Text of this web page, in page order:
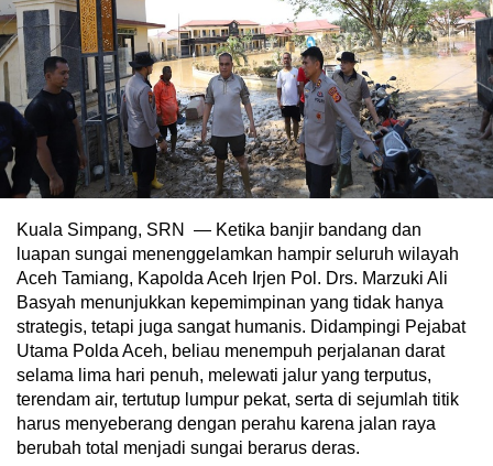
Kuala Simpang, SRN — Ketika banjir bandang dan
luapan sungai menenggelamkan hampir seluruh wilayah
Aceh Tamiang, Kapolda Aceh Irjen Pol. Drs. Marzuki Ali
Basyah menunjukkan kepemimpinan yang tidak hanya
strategis, tetapi juga sangat humanis. Didampingi Pejabat
Utama Polda Aceh, beliau menempuh perjalanan darat
selama lima hari penuh, melewati jalur yang terputus,
terendam air, tertutup lumpur pekat, serta di sejumlah titik
harus menyeberang dengan perahu karena jalan raya
berubah total menjadi sungai berarus deras.